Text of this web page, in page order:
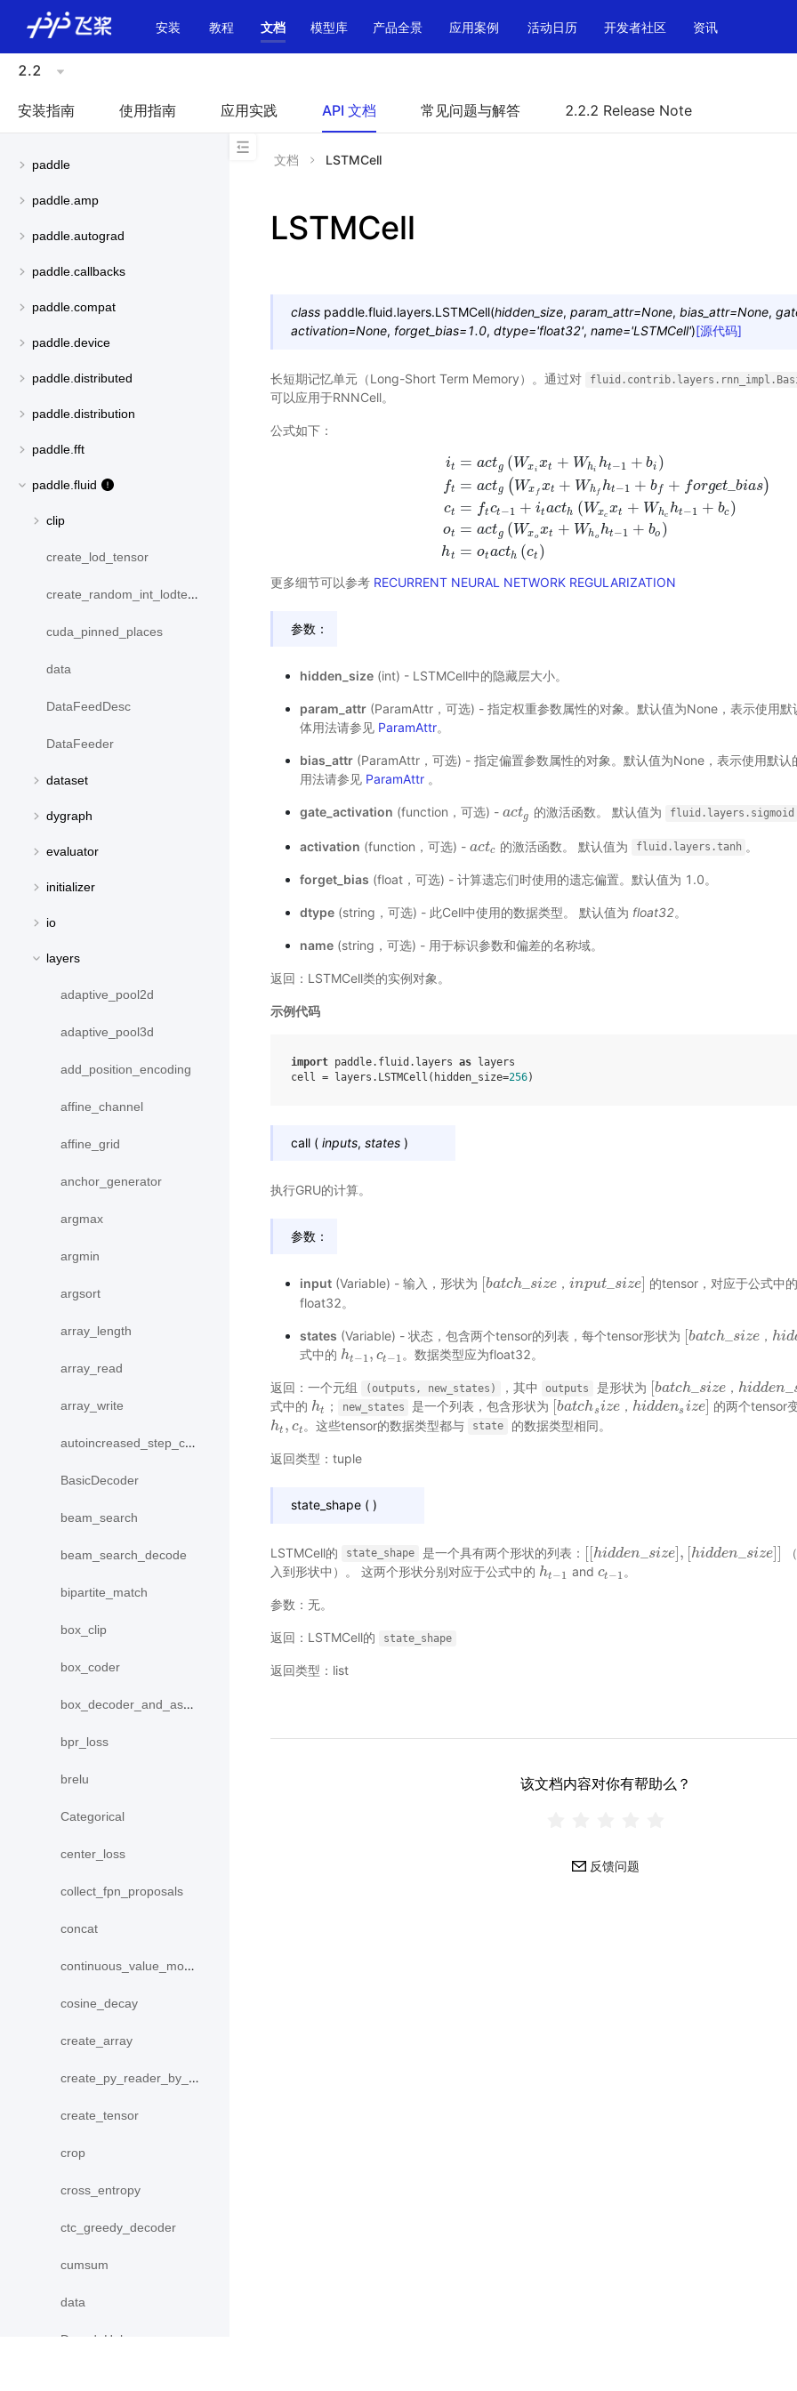
安装
教程 文档 模型库 产品全景 应用案例 活动日历 开发者社区 资讯
2.2
安装指南 使用指南 应用实践 API 文档 常见问题与解答 2.2.2 Release Note
paddle
paddle.amp
paddle.autograd
paddle.callbacks
paddle.compat
paddle.device
paddle.distributed
paddle.distribution
paddle.fft
paddle.fluid
clip
create_lod_tensor
create_random_int_lodtensor
cuda_pinned_places
data
DataFeedDesc
DataFeeder
dataset
dygraph
evaluator
initializer
io
layers
adaptive_pool2d
adaptive_pool3d
add_position_encoding
affine_channel
affine_grid
anchor_generator
argmax
argmin
argsort
array_length
array_read
array_write
autoincreased_step_counter
BasicDecoder
beam_search
beam_search_decode
bipartite_match
box_clip
box_coder
box_decoder_and_assign
bpr_loss
brelu
Categorical
center_loss
collect_fpn_proposals
concat
continuous_value_model
cosine_decay
create_array
create_py_reader_by_data
create_tensor
crop
cross_entropy
ctc_greedy_decoder
cumsum
data
DecodeHelper
文档 LSTMCell
LSTMCell
class paddle.fluid.layers.LSTMCell(hidden_size, param_attr=None, bias_attr=None,
activation=None, forget_bias=1.0, dtype='float32', name='LSTMCell')[源代码]
长短期记忆单元（Long-Short Term Memory）。通过对
可以应用于RNNCell。
公式如下：
it
ft
ct
ot
ht
= actg (Wxi xt + Whi ht−1 + bi )
= actg ( Wx f xt + Whf ht−1 + bf + forget_ bias)
= ftct−1 + itacth (Wxc xt + Whc ht−1 + bc )
= actg (Wxo xt + Who ht−1 + bo )
= otacth (ct )
t=act g(Wx x +Whiht−1 +bi)ft =actg (Wx xt+ W hfh t−1
更多细节可以参考 RECURRENT NEURAL NETWORK REGULARIZATION
参数：
hidden_size(int) - LSTMCell中的隐藏层大小。
param_attr(ParamAttr，可选) - 指定权重参数属性的对象。默认值为None，表示使用默
体用法请参见 ParamAttr。
bias_attr(ParamAttr，可选) - 指定偏置参数属性的对象。默认值为None，表示使用默认
用法请参见 ParamAttr。
gate_activation (function，可选) - actg
actg 的激活函数。 默认值为 fluid.layers.sigmoid
activation (function，可选) - actc
actc 的激活函数。 默认值为 fluid.layers.tanh 。
forget_bias (float，可选) - 计算遗忘们时使用的遗忘偏置。默认值为 1.0。
dtype(string，可选) - 此Cell中使用的数据类型。 默认值为 float32。
name(string，可选) - 用于标识参数和偏差的名称域。
返回：LSTMCell类的实例对象。
示例代码
import paddle.fluid.layers as layers
cell
= layers . LSTMCell ( hidden_size=256)
call ( inputs, states )
执行GRU的计算。
参数：
input(Variable) - 输入，形状为 [batch_size， input_size]
batch_ ize， input_siz e]
的tensor，对应于公式中
float32。
states (Variable) - 状态，包含两个tensor的列表，每个tensor形状为 [batch_ size， hid
batch_ ize， h dde
式中的 ht−1 , ct−1
ht−1 ,ct−1 。数据类型应为float32。
返回：一个元组 (outputs, new_states) ，其中 outputs 是形状为 [batch size ， hidden
batch_ ize， h dden_siz
e
式中的 ht
ht ； new_states 是一个列表，包含形状为 [batchsize， hiddens ize]
[batchsize，hiddensize]
的两个tensor
ht , ct
ht,ct 。这些tensor的数据类型都与 state 的数据类型相同。
返回类型：tuple
state_shape ( )
LSTMCell的 state_shape 是一个具有两个形状的列表： [[hidden size], [hidden size]]
hidden_s ze],[hi den_size ]
入到形状中）。 这两个形状分别对应于公式中的 ht−1
ht−1 and ct−1
ct−1。
参数：无。
返回：LSTMCell的 state_shape
返回类型：list
该文档内容对你有帮助么？
反馈问题